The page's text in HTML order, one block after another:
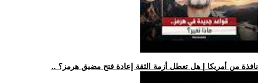
.. نافذة من أمريكا | هل تعطل أزمة الثقة إعادة فتح مضيق هرمز؟